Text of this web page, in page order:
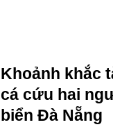
Khoảnh khắc
cá cứu hai
biển Đà Nẵng